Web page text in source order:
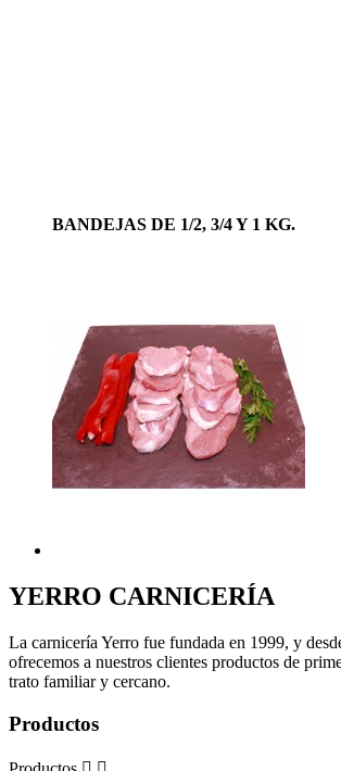
BANDEJAS DE 1/2, 3/4 Y 1 KG.
YERRO CARNICERÍA
La carnicería Yerro fue fundada en 1999, y
ofrecemos a nuestros clientes productos de
trato familiar y cercano.
Productos